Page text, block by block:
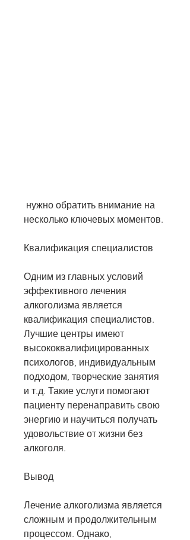
несколько ключевых моментов.
Квалификация специалистов
Одним из главных условий
эффективного лечения
алкоголизма является
квалификация специалистов.
Лучшие центры имеют
высококвалифицированных
психологов, индивидуальным
подходом, творческие занятия
и т.д. Такие услуги помогают
пациенту перенаправить свою
энергию и научиться получать
удовольствие от жизни без
алкоголя.
Вывод
Лечение алкоголизма является
сложным и продолжительным
процессом. Однако,